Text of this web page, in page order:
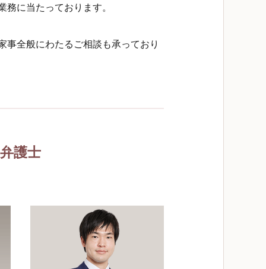
に当たっております。
全般にわたるご相談も承っており
護士